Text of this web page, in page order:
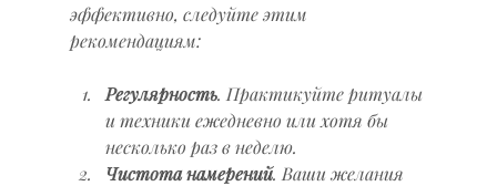
эффективно, следуйте этим
рекомендациям:
Регулярность. Практикуйте ритуалы
и техники ежедневно или хотя бы
несколько раз в неделю.
Чистота намерений. Ваши желания